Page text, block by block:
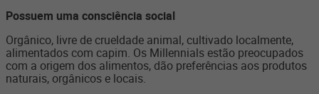
Possuem uma consciência social
Orgânico, livre de crueldade animal, cultivado localmente,
alimentados com capim. Os Millennials estão preocupados
com a origem dos alimentos, dão preferências aos produtos
naturais, orgânicos e locais.